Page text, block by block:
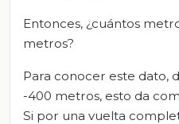
Entonces, ¿cuántos
metros?
Para conocer este dato,
-400 metros, esto da
Si por una vuelta